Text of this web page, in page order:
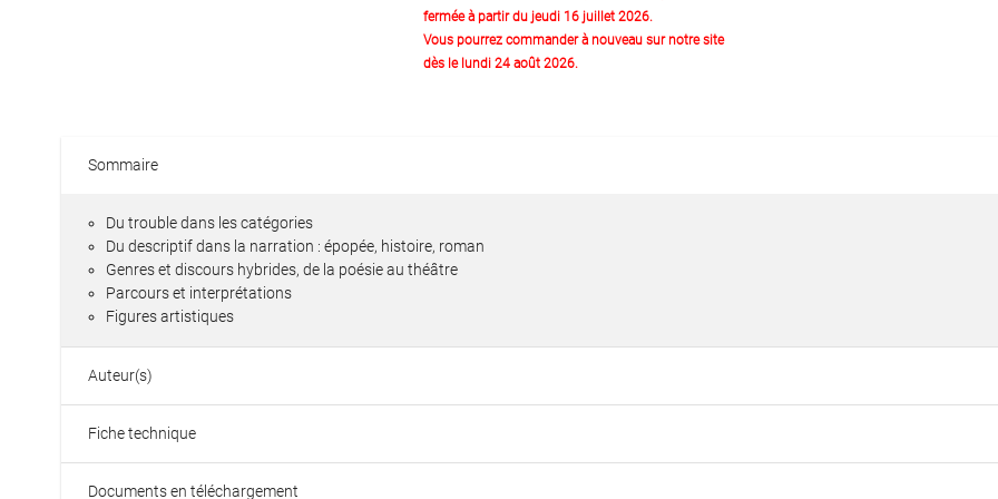
fermée à partir du jeudi 16 juillet 2026.
Vous pourrez commander à nouveau sur notre site
dès le lundi 24 août 2026.
Sommaire
Du trouble dans les catégories
Du descriptif dans la narration : épopée, histoire, roman
Genres et discours hybrides, de la poésie au théâtre
Parcours et interprétations
Figures artistiques
Auteur(s)
Fiche technique
Documents en téléchargement